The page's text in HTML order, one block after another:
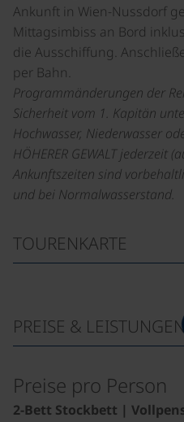
Ankunft in Wien-Nussdorf
Mittagsimbiss an Bord
die Ausschiffung.
per Bahn.
Programmänderungen der
Sicherheit vom 1. Kapitän
Hochwasser, Niederwasser
HÖHERER GEWALT jederzeit
Ankunftszeiten sind
und bei Normalwasserstand.
TOURENKARTE
PREISE & LEISTUNGEN
Preise pro Person
2-Bett Stockbett |